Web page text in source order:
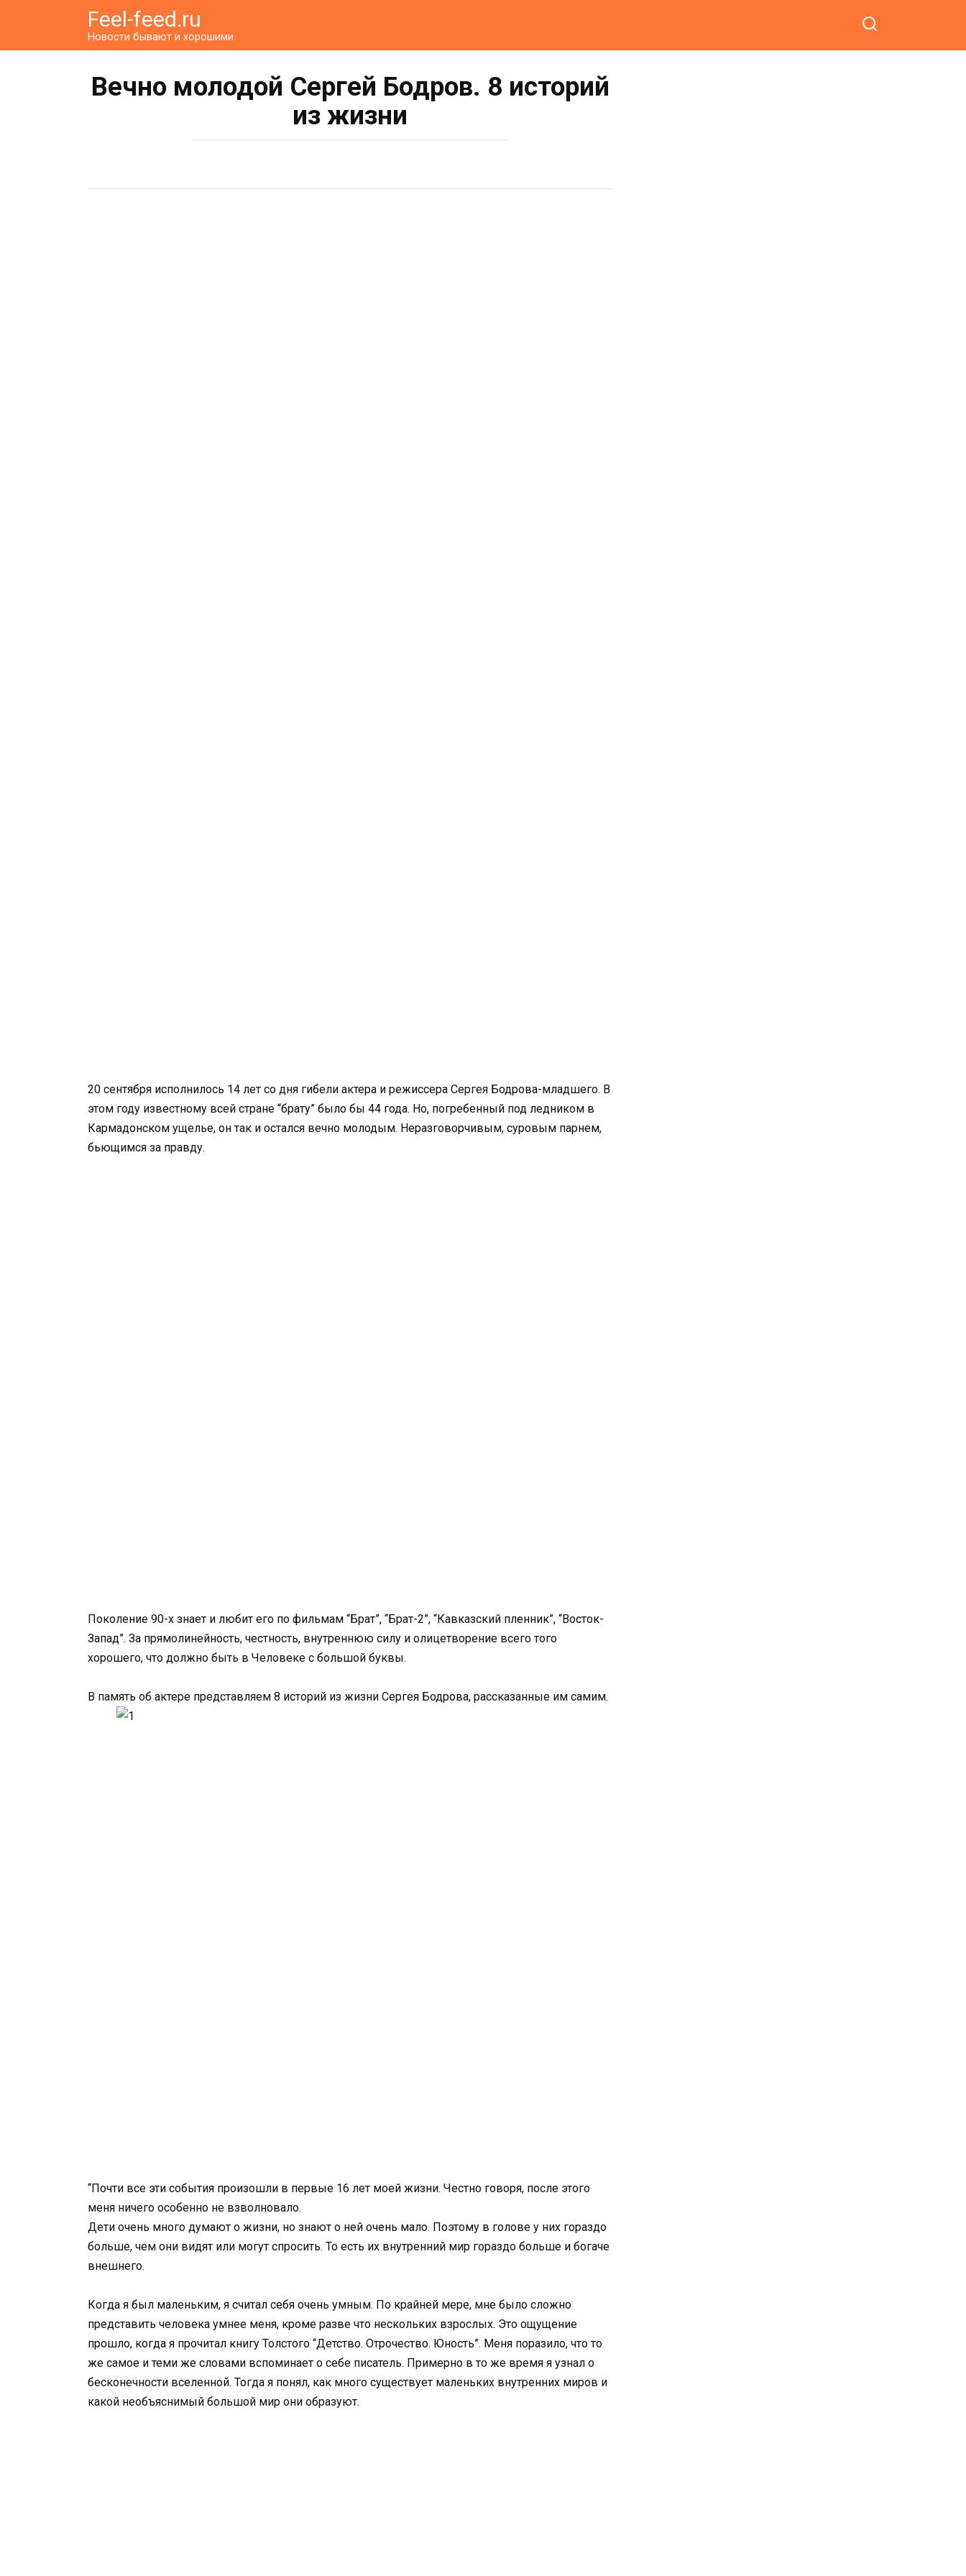
Feel-feed.ru
Новости бывают и хорошими
Вечно молодой Сергей Бодров. 8 историй
из жизни
20 сентября исполнилось 14 лет со дня гибели актера и режиссера Сергея Бодрова-младшего. В
этом году известному всей стране “брату” было бы 44 года. Но, погребенный под ледником в
Кармадонском ущелье, он так и остался вечно молодым. Неразговорчивым, суровым парнем,
бьющимся за правду.
Поколение 90-х знает и любит его по фильмам “Брат”, “Брат-2”, “Кавказский пленник”, “Восток-
Запад”. За прямолинейность, честность, внутреннюю силу и олицетворение всего того
хорошего, что должно быть в Человеке с большой буквы.
В память об актере представляем 8 историй из жизни Сергея Бодрова, рассказанные им самим.
“Почти все эти события произошли в первые 16 лет моей жизни. Честно говоря, после этого
меня ничего особенно не взволновало.
Дети очень много думают о жизни, но знают о ней очень мало. Поэтому в голове у них гораздо
больше, чем они видят или могут спросить. То есть их внутренний мир гораздо больше и богаче
внешнего.
Когда я был маленьким, я считал себя очень умным. По крайней мере, мне было сложно
представить человека умнее меня, кроме разве что нескольких взрослых. Это ощущение
прошло, когда я прочитал книгу Толстого “Детство. Отрочество. Юность”. Меня поразило, что то
же самое и теми же словами вспоминает о себе писатель. Примерно в то же время я узнал о
бесконечности вселенной. Тогда я понял, как много существует маленьких внутренних миров и
какой необъяснимый большой мир они образуют.